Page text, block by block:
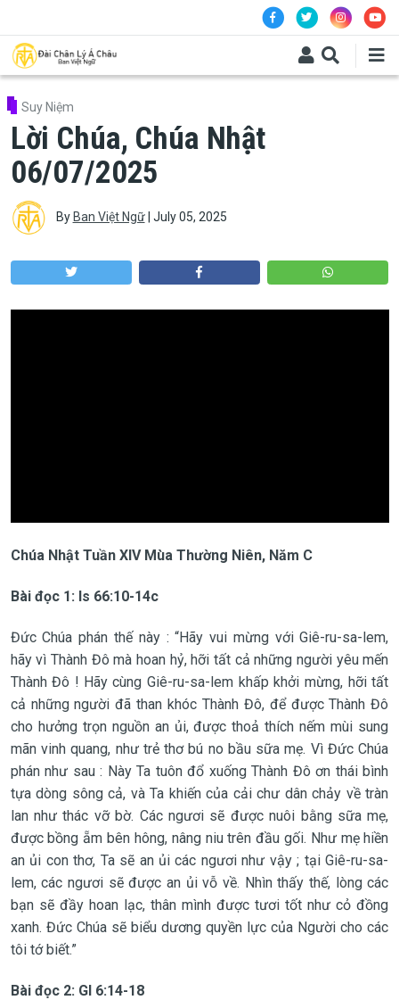
Suy Niệm
Lời Chúa, Chúa Nhật
06/07/2025
By Ban Việt Ngữ| July 05, 2025
Chúa Nhật Tuần XIV Mùa Thường Niên, Năm C
Bài đọc 1: Is 66:10-14c
Đức Chúa phán thế này : “Hãy vui mừng với Giê-ru-sa-lem,
hãy vì Thành Đô mà hoan hỷ, hỡi tất cả những người yêu mến
Thành Đô ! Hãy cùng Giê-ru-sa-lem khấp khởi mừng, hỡi tất
cả những người đã than khóc Thành Đô, để được Thành Đô
cho hưởng trọn nguồn an ủi, được thoả thích nếm mùi sung
mãn vinh quang, như trẻ thơ bú no bầu sữa mẹ. Vì Đức Chúa
phán như sau : Này Ta tuôn đổ xuống Thành Đô ơn thái bình
tựa dòng sông cả, và Ta khiến của cải chư dân chảy về tràn
lan như thác vỡ bờ. Các ngươi sẽ được nuôi bằng sữa mẹ,
được bồng ẵm bên hông, nâng niu trên đầu gối. Như mẹ hiền
an ủi con thơ, Ta sẽ an ủi các ngươi như vậy ; tại Giê-ru-sa-
lem, các ngươi sẽ được an ủi vỗ về. Nhìn thấy thế, lòng các
bạn sẽ đầy hoan lạc, thân mình được tươi tốt như cỏ đồng
xanh. Đức Chúa sẽ biểu dương quyền lực của Người cho các
tôi tớ biết.”
Bài đọc 2: Gl 6:14-18